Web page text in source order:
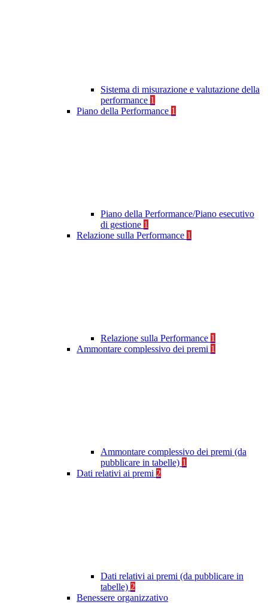
Sistema di misurazione e valutazione della
performance 1
Piano della Performance 1
Piano della Performance/Piano esecutivo
di gestione 1
Relazione sulla Performance 1
Relazione sulla Performance 1
Ammontare complessivo dei premi 1
Ammontare complessivo dei premi (da
pubblicare in tabelle) 1
Dati relativi ai premi 2
Dati relativi ai premi (da pubblicare in
tabelle) 2
Benessere organizzativo